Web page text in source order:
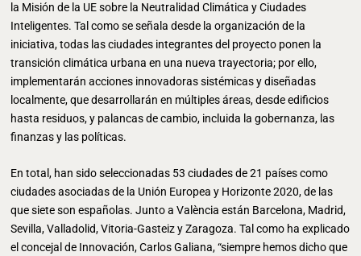
la Misión de la UE sobre la Neutralidad Climática y Ciudades
Inteligentes. Tal como se señala desde la organización de la
iniciativa, todas las ciudades integrantes del proyecto ponen la
transición climática urbana en una nueva trayectoria; por ello,
implementarán acciones innovadoras sistémicas y diseñadas
localmente, que desarrollarán en múltiples áreas, desde edificios
hasta residuos, y palancas de cambio, incluida la gobernanza, las
finanzas y las políticas.
En total, han sido seleccionadas 53 ciudades de 21 países como
ciudades asociadas de la Unión Europea y Horizonte 2020, de las
que siete son españolas. Junto a València están Barcelona, Madrid,
Sevilla, Valladolid, Vitoria-Gasteiz y Zaragoza. Tal como ha explicado
el concejal de Innovación, Carlos Galiana, “siempre hemos dicho que